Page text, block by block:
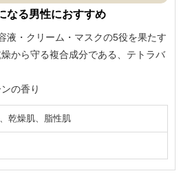
なる男性におすすめ
・クリーム・マスクの5役を果たす
から守る複合成分である、テトラバ
の香り
乾燥肌、脂性肌